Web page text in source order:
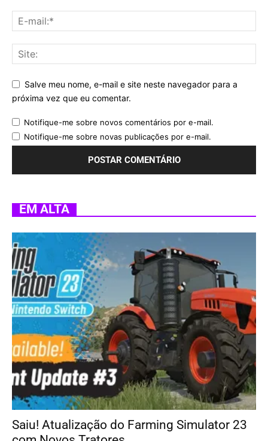
Salve meu nome, e-mail e site neste navegador para a
próxima vez que eu comentar.
Notifique-me sobre novos comentários por e-mail.
Notifique-me sobre novas publicações por e-mail.
EM ALTA
Saiu! Atualização do Farming Simulator 23